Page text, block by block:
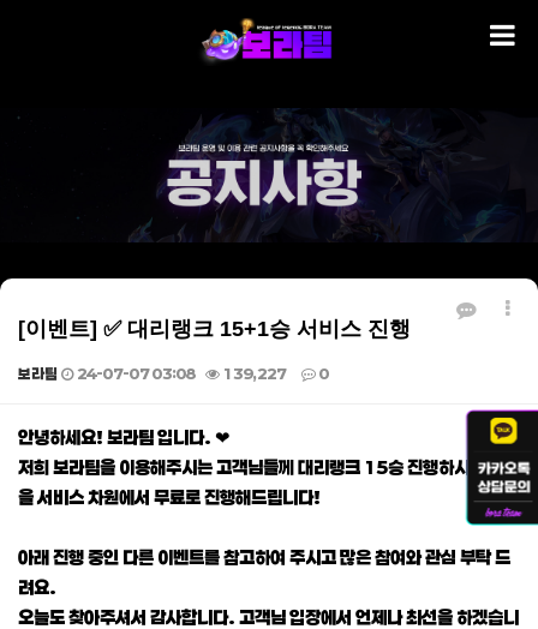
[이벤트] ✅ 대리랭크 15+1승 서비스 진행
보라팀 24-07-07 03:08 139,227 0
본문
안녕하세요! 보라팀 입니다. ❤
저희 보라팀을 이용해주시는 고객님들께 대리랭크 15승 진행하시면 1승
을 서비스 차원에서 무료로 진행해드립니다!
아래 진행 중인 다른 이벤트를 참고하여 주시고 많은 참여와 관심 부탁 드
려요.
오늘도 찾아주셔서 감사합니다. 고객님 입장에서 언제나 최선을 하겠습니